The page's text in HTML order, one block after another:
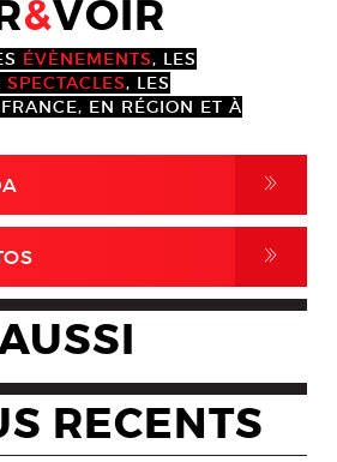
&VOIR
ÉVÈNEMENTS, LES
SPECTACLES, LES
EN RÉGION ET À
,
,
RECENTS